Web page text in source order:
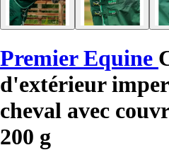
Premier Equine
d'extérieur
cheval avec
200 g